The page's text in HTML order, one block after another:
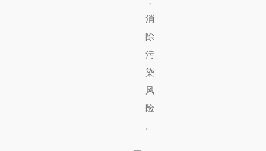
消
除
污
染
风
险
。